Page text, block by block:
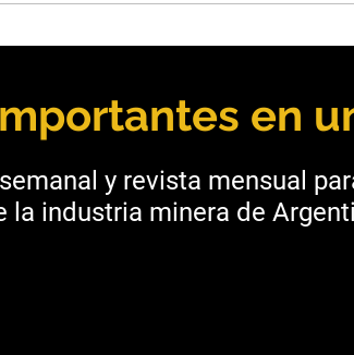
Vicuña aportará
en
y revista mensual
industria minera de